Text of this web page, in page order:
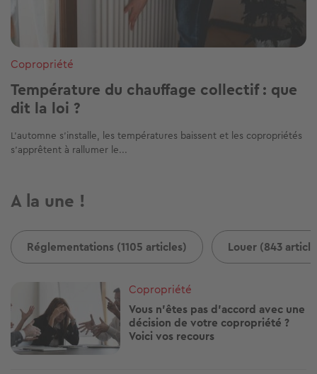
Copropriété
Température du chauffage collectif : que
dit la loi ?
L’automne s’installe, les températures baissent et les copropriétés
s’apprêtent à rallumer le...
A la une !
Réglementations (1105 articles) Louer (843
Copropriété
Vous n'êtes pas d'accord avec une
décision de votre copropriété ?
Voici vos recours